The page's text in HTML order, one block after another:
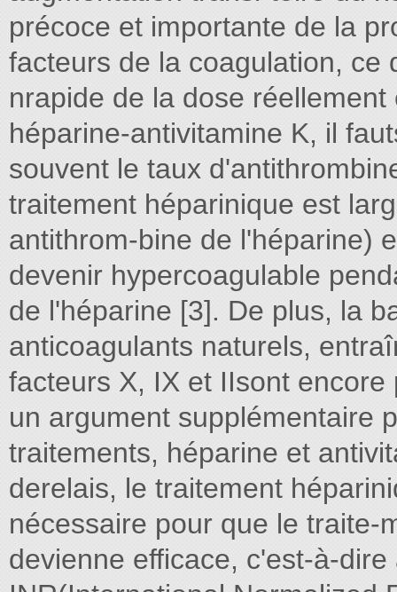
précoce et importante de la
facteurs de la coagulation, ce
nrapide de la dose
héparine-antivitamine K, il
souvent le taux
traitement héparinique est
antithrom-bine de l'héparine)
devenir hypercoagulable
de l'héparine [3]. De plus, la
anticoagulants naturels,
facteurs X, IX et IIsont
un argument supplémentaire
traitements, héparine et
derelais, le traitement
nécessaire pour que le traite-
devienne efficace, c'est-à-